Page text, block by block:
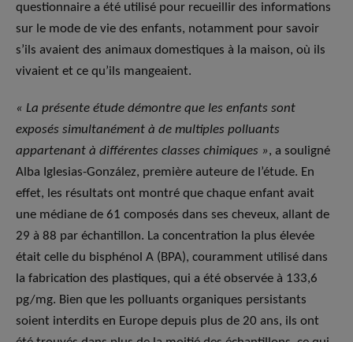
questionnaire a été utilisé pour recueillir des informations
sur le mode de vie des enfants, notamment pour savoir
s’ils avaient des animaux domestiques à la maison, où ils
vivaient et ce qu’ils mangeaient.
« La présente étude démontre que les enfants sont
exposés simultanément à de multiples polluants
appartenant à différentes classes chimiques », a souligné
Alba Iglesias-González, première auteure de l’étude. En
effet, les résultats ont montré que chaque enfant avait
une médiane de 61 composés dans ses cheveux, allant de
29 à 88 par échantillon. La concentration la plus élevée
était celle du bisphénol A (BPA), couramment utilisé dans
la fabrication des plastiques, qui a été observée à 133,6
pg/mg. Bien que les polluants organiques persistants
soient interdits en Europe depuis plus de 20 ans, ils ont